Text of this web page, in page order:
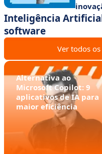
Inteligência
software
Ver todos
Alternativa ao
Microsoft Copilot: 9
aplicativos de IA para
maior eficiência